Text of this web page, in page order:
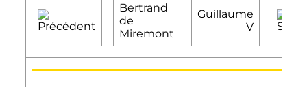
Bertrand
de
Miremont
Guillaume
V